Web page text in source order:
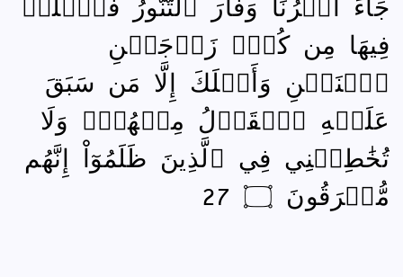
فِيهَا مِن كُلّٖ زَوۡجَيۡنِ
ٱثۡنَيۡنِ وَأَهۡلَكَ إِلَّا مَن سَبَقَ
عَلَيۡهِ ٱلۡقَوۡلُ مِنۡهُمۡۖ وَلَا
تُخَٰطِبۡنِي فِي ٱلَّذِينَ ظَلَمُوٓاْ إِنَّهُم
مُّغۡرَقُونَ ۝ 27